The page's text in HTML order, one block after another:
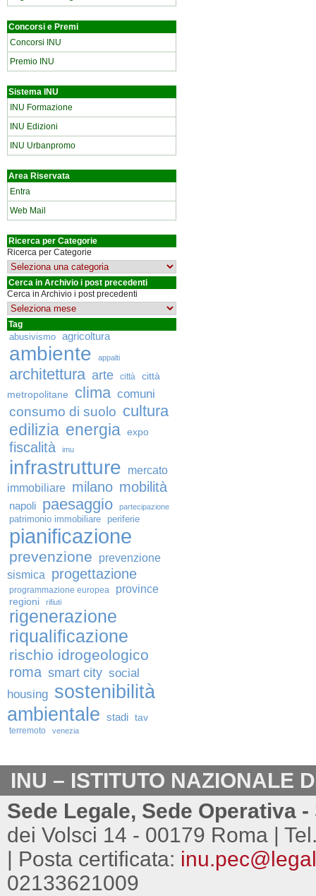
Concorsi e Premi
Concorsi INU
Premio INU
Sistema INU
INU Formazione
INU Edizioni
INU Urbanpromo
Area Riservata
Entra
Web Mail
Ricerca per Categorie
Ricerca per Categorie
Cerca in Archivio i post precedenti
Cerca in Archivio i post precedenti
Tag
abusivismo agricoltura
ambiente appalti
architettura arte città
città
metropolitane
clima comuni
consumo di suolo cultura
edilizia energia expo
fiscalità imu
infrastrutture
mercato
immobiliare milano mobilità
napoli paesaggio partecipazione
patrimonio immobiliare periferie
pianificazione
prevenzione
prevenzione
sismica
progettazione
programmazione europea province
regioni rifiuti
rigenerazione
riqualificazione
rischio idrogeologico
roma smart city social
housing sostenibilità
ambientale stadi tav
terremoto venezia
INU – ISTITUTO NAZIONALE
Sede Legale, Sede Operativa
dei Volsci 14 - 00179 Roma |
| Posta certificata:
02133621009